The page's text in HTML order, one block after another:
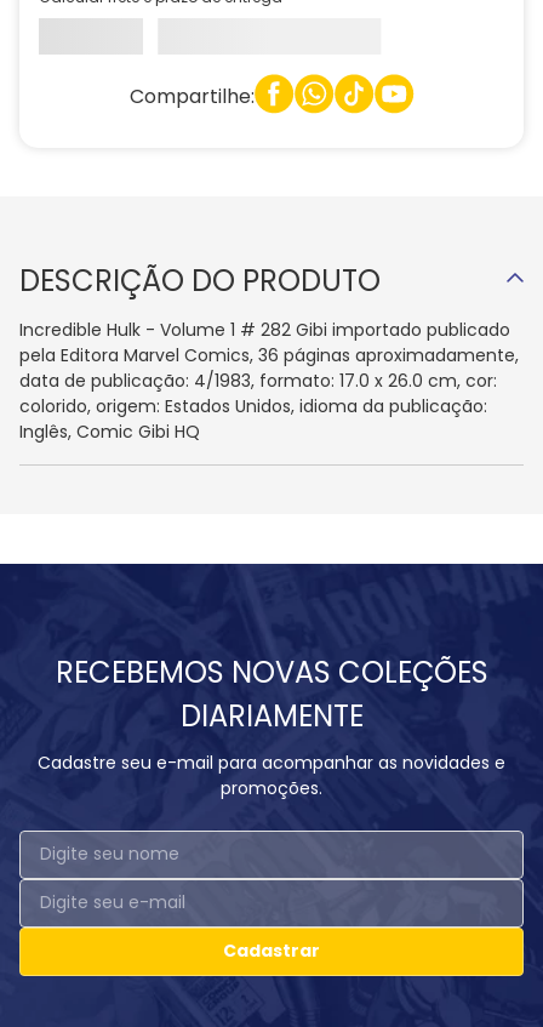
Compartilhe:
DESCRIÇÃO DO PRODUTO
Incredible Hulk - Volume 1 # 282 Gibi importado publicado
pela Editora Marvel Comics, 36 páginas aproximadamente,
data de publicação: 4/1983, formato: 17.0 x 26.0 cm, cor:
colorido, origem: Estados Unidos, idioma da publicação:
Inglês, Comic Gibi HQ
RECEBEMOS NOVAS COLEÇÕES
DIARIAMENTE
Cadastre seu e-mail para acompanhar as novidades e
promoções.
Cadastrar